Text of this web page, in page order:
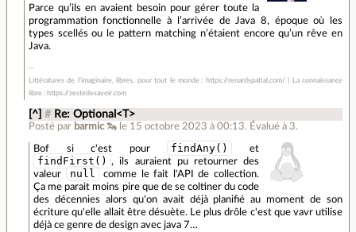
Parce qu’ils en avaient besoin pour gérer toute la
programmation fonctionnelle à l’arrivée de Java 8, époque où les
types scellés ou le pattern matching n’étaient encore qu’un rêve en
Java.
Littératures de l’imaginaire, libres, pour tout le monde : https://renardspatial.com/ | La connaissance
libre : https://zestedesavoir.com
[^] # Re: Optional<T>
Posté par barmic 🦦 le 15 octobre 2023 à 00:13. Évalué à 3.
Bof si c'est pour findAny() et
findFirst()
, ils auraient pu retourner des
valeur
null
comme le fait l'API de collection.
Ça me parait moins pire que de se coltiner du code
des décennies alors qu'on avait déjà planifié au moment de son
écriture qu'elle allait être désuète. Le plus drôle c'est que vavr utilise
déjà ce genre de design avec java 7…